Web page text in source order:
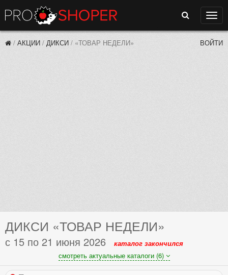
Поиск
/ АКЦИИ / ДИКСИ / «ТОВАР НЕДЕЛИ» ВОЙТИ
ДИКСИ «ТОВАР НЕДЕЛИ»
с 15 по 21 июня 2026
каталог закончился
смотреть актуальные каталоги (6)